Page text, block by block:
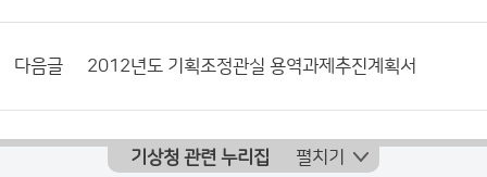
다음글 2012년도 기획조정관실 용역과제추진계획서
기상청 관련 누리집 펼치기